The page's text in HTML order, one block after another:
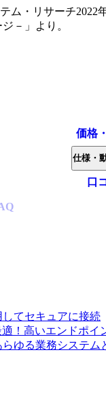
ム・リサーチ2022
－」より。
価格
仕様・
口
てセキュアに接続
！高いエンドポイ
ゆる業務システム